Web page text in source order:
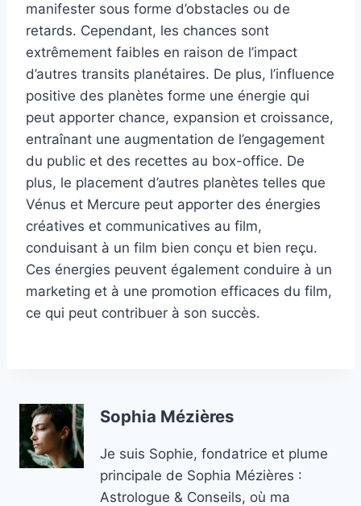
manifester sous forme d’obstacles ou de
retards. Cependant, les chances sont
extrêmement faibles en raison de l’impact
d’autres transits planétaires. De plus, l’influence
positive des planètes forme une énergie qui
peut apporter chance, expansion et croissance,
entraînant une augmentation de l’engagement
du public et des recettes au box-office. De
plus, le placement d’autres planètes telles que
Vénus et Mercure peut apporter des énergies
créatives et communicatives au film,
conduisant à un film bien conçu et bien reçu.
Ces énergies peuvent également conduire à un
marketing et à une promotion efficaces du film,
ce qui peut contribuer à son succès.
Sophia Mézières
Je suis Sophie, fondatrice et plume
principale de Sophia Mézières :
Astrologue & Conseils, où ma